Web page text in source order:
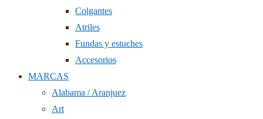
Colgantes
Atriles
Fundas y estuches
Accesorios
MARCAS
Alabama / Aranjuez
Art